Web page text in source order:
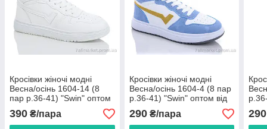
Кросівки жіночі модні
Весна/осінь 1604-14 (8
пар р.36-41) "Swin" оптом
від прямого
постачальника
390 ₴/пара
Кросівки жіночі модні
Весна/осінь 1604-4 (8 пар
р.36-41) "Swin" оптом від
прямого постачальника
290₴/пара 290